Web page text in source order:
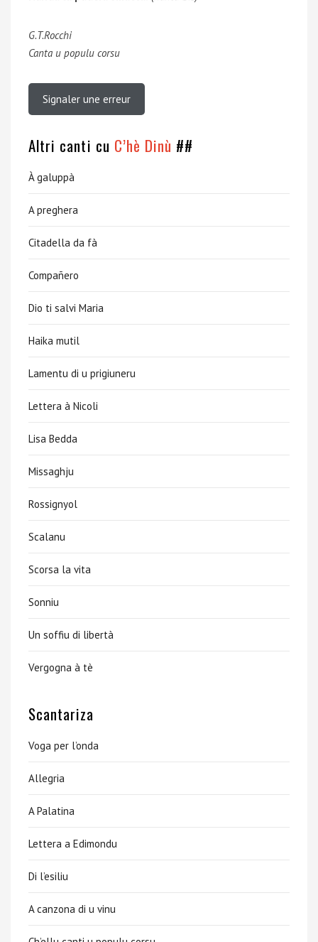
G.T.Rocchi
Canta u populu corsu
Signaler une erreur
Altri canti cu C’hè Dinù ##
À galuppà
A preghera
Citadella da fà
Compañero
Dio ti salvi Maria
Haika mutil
Lamentu di u prigiuneru
Lettera à Nicoli
Lisa Bedda
Missaghju
Rossignyol
Scalanu
Scorsa la vita
Sonniu
Un soffiu di libertà
Vergogna à tè
Scantariza
Voga per l’onda
Allegria
A Palatina
Lettera a Edimondu
Di l’esiliu
A canzona di u vinu